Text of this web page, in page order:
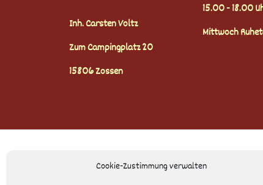
Cookie-Zustimmung verwalten
Inh. Carsten Voltz
Zum Campingplatz 20
15806 Zossen
15.00 - 18.00
Mittwoch